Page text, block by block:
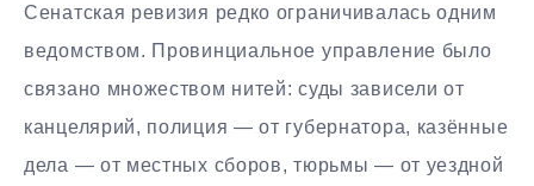
Сенатская ревизия редко ограничивалась одним
ведомством. Провинциальное управление было
связано множеством нитей: суды зависели от
канцелярий, полиция — от губернатора, казённые
дела — от местных сборов, тюрьмы — от уездной